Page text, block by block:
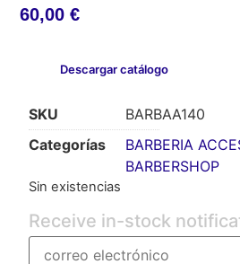
60,00€
Descargar catálogo
SKU
BARBAA140
Categorías
BARBERIA
BARBERSHOP
Sin existencias
Receive in-stock